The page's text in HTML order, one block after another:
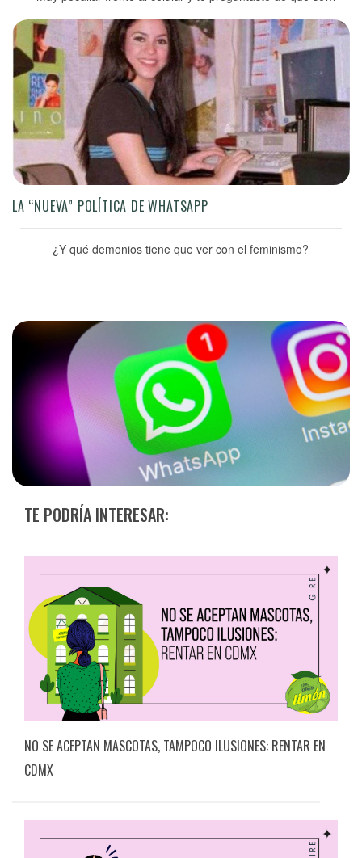
trataba esa nueva moda, la respuesta está en TikTok. via
GIPHY TikTok es una red social donde se pueden hacer,
editar y compartir […]
LA “NUEVA” POLÍTICA DE WHATSAPP
¿Y qué demonios tiene que ver con el feminismo?
TE PODRÍA INTERESAR:
NO SE ACEPTAN MASCOTAS, TAMPOCO ILUSIONES: RENTAR EN
CDMX